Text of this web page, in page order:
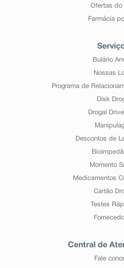
Ofertas do
Farmácia
Bulário
Nossas
Programa de
Disk
Drogal
Descontos de
Momento
Medicamentos
Cartão
Testes
Central de
Fale